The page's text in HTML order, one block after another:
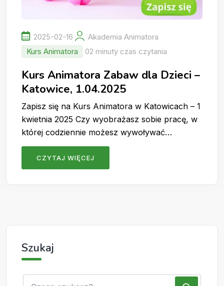
2025-02-16
Akademia Animatora
Kurs Animatora
02 minuty czas czytania
Kurs Animatora Zabaw dla Dzieci –
Katowice, 1.04.2025
Zapisz się na Kurs Animatora w Katowicach – 1
kwietnia 2025 Czy wyobrażasz sobie pracę, w
której codziennie możesz wywoływać…
CZYTAJ WIĘCEJ
Szukaj